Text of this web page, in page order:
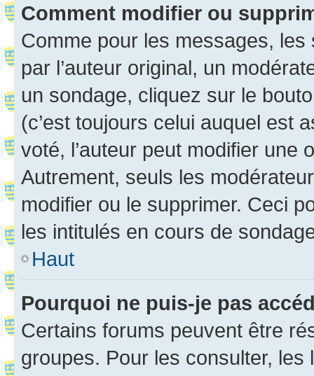
Comment modifier ou
Comme pour les messages,
par l’auteur original, un
un sondage, cliquez sur le
(c’est toujours celui auquel est
voté, l’auteur peut modifier une
Autrement, seuls les
modifier ou le supprimer. Ceci
les intitulés en cours de
Haut
Pourquoi ne puis-je pas
Certains forums peuvent être
groupes. Pour les consulter,